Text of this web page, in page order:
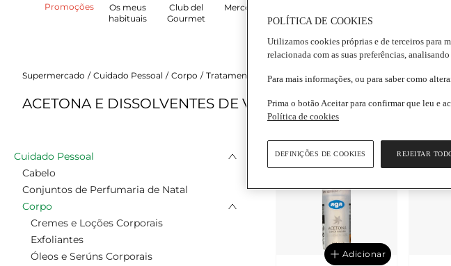
Promoções
Os meus
habituais
Club del
Gourmet
Mercearia
Preparados
ovos
Supermercado Cuidado Pessoal Corpo Tratamento de Mãos e Pés
ACETONA E DISSOLVENTES DE VERNIZ
Cuidado Pessoal
Cabelo
Conjuntos de Perfumaria de Natal
Corpo
Cremes e Loções Corporais
Exfoliantes
Óleos e Serúns Corporais
Adicionar
POLÍTICA DE COOKIES
Utilizamos cookies próprias e de terceiros para
relacionada com as suas preferências,
Para mais informações, ou para saber como
Prima o botão Aceitar para confirmar que leu e
Política de cookies
REJEITAR
DEFINIÇÕES DE COOKIES